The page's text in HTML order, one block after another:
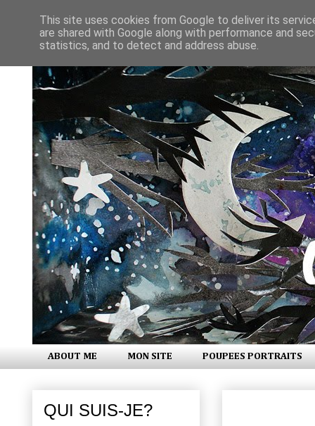
ABOUT ME MON SITE POUPEES PORTRAITS
QUI SUIS-JE?
This site uses cookies from Google to deliver its
are shared with Google along with performance and
statistics, and to detect and address abuse.